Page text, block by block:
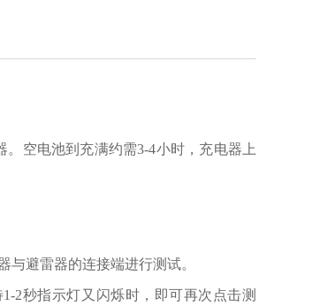
空电池到充满约需3-4小时，充电器上
避雷器的连接端进行测试。
2秒指示灯又闪烁时，即可再次点击测